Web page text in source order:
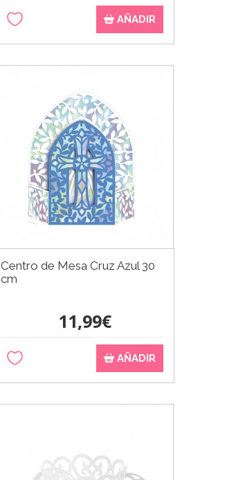
AÑADIR
Centro de Mesa Cruz Azul 30
cm
11,99€
AÑADIR